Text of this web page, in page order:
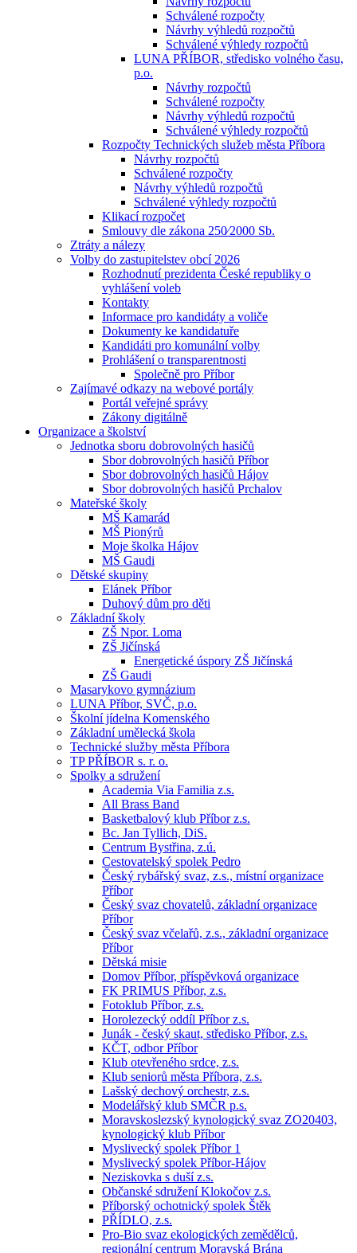
Schválené rozpočty
Návrhy výhledů rozpočtů
Schválené výhledy rozpočtů
LUNA PŘÍBOR, středisko volného času,
p.o.
Návrhy rozpočtů
Schválené rozpočty
Návrhy výhledů rozpočtů
Schválené výhledy rozpočtů
Rozpočty Technických služeb města Příbora
Návrhy rozpočtů
Schválené rozpočty
Návrhy výhledů rozpočtů
Schválené výhledy rozpočtů
Klikací rozpočet
Smlouvy dle zákona 250⁄2000 Sb.
Ztráty a nálezy
Volby do zastupitelstev obcí 2026
Rozhodnutí prezidenta České republiky o
vyhlášení voleb
Kontakty
Informace pro kandidáty a voliče
Dokumenty ke kandidatuře
Kandidáti pro komunální volby
Prohlášení o transparentnosti
Společně pro Příbor
Zajímavé odkazy na webové portály
Portál veřejné správy
Zákony digitálně
Organizace a školství
Jednotka sboru dobrovolných hasičů
Sbor dobrovolných hasičů Příbor
Sbor dobrovolných hasičů Hájov
Sbor dobrovolných hasičů Prchalov
Mateřské školy
MŠ Kamarád
MŠ Pionýrů
Moje školka Hájov
MŠ Gaudi
Dětské skupiny
Elánek Příbor
Duhový dům pro děti
Základní školy
ZŠ Npor. Loma
ZŠ Jičínská
Energetické úspory ZŠ Jičínská
ZŠ Gaudi
Masarykovo gymnázium
LUNA Příbor, SVČ, p.o.
Školní jídelna Komenského
Základní umělecká škola
Technické služby města Příbora
TP PŘÍBOR s. r. o.
Spolky a sdružení
Academia Via Familia z.s.
All Brass Band
Basketbalový klub Příbor z.s.
Bc. Jan Tyllich, DiS.
Centrum Bystřina, z.ú.
Cestovatelský spolek Pedro
Český rybářský svaz, z.s., místní organizace
Příbor
Český svaz chovatelů, základní organizace
Příbor
Český svaz včelařů, z.s., základní organizace
Příbor
Dětská misie
Domov Příbor, příspěvková organizace
FK PRIMUS Příbor, z.s.
Fotoklub Příbor, z.s.
Horolezecký oddíl Příbor z.s.
Junák - český skaut, středisko Příbor, z.s.
KČT, odbor Příbor
Klub otevřeného srdce, z.s.
Klub seniorů města Příbora, z.s.
Lašský dechový orchestr, z.s.
Modelářský klub SMČR p.s.
Moravskoslezský kynologický svaz ZO20403,
kynologický klub Příbor
Myslivecký spolek Příbor 1
Myslivecký spolek Příbor-Hájov
Neziskovka s duší z.s.
Občanské sdružení Klokočov z.s.
Příborský ochotnický spolek Štěk
PŘÍDLO, z.s.
Pro-Bio svaz ekologických zemědělců,
regionální centrum Moravská Brána